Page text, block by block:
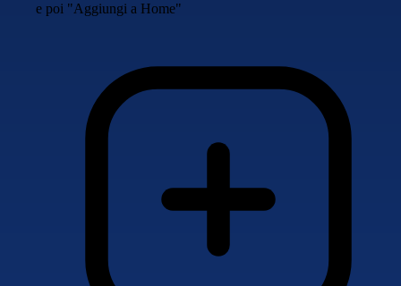
e poi "Aggiungi a Home"